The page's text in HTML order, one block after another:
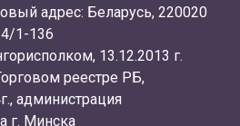
адрес: Беларусь, 220020
1-136
13.12.2013 г.
реестре РБ,
администрация
г. Минска